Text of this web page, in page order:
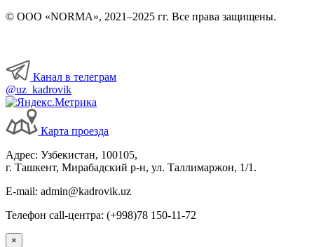
© ООО «NORMA», 2021–2025 гг. Все права защищены.
Канал в телеграм
@uz_kadrovik
Карта проезда
Адрес: Узбекистан, 100105,
г. Ташкент, Мирабадский р-н, ул. Таллимаржон, 1/1.
E-mail: admin@kadrovik.uz
Телефон call-центра: (+998)78 150-11-72
×